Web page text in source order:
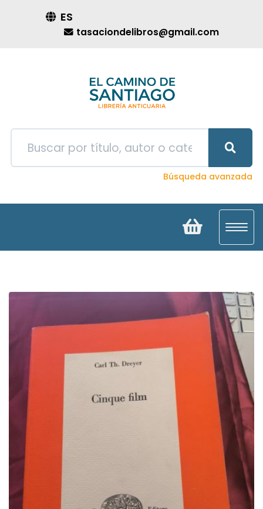
ES
tasaciondelibros@gmail.com
Búsqueda avanzada